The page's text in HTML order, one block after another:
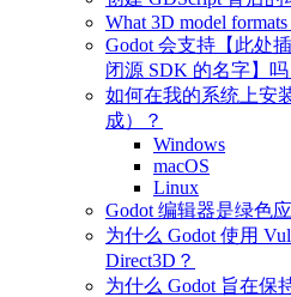
What 3D model
Godot 会支持【此处
闭源 SDK 的名字】吗
如何在我的系统上安
成）？
Windows
macOS
Linux
Godot 编辑器是绿色
为什么 Godot 使用
Direct3D？
为什么 Godot 旨在保